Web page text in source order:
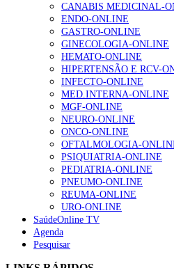
Alguns milhares de
família com nova regras
155 visualizações
1.º Episódio do Podcast
te na Insuficiência
99 visualizações
“Os programas de
custo-efetivos e
sustentável para os
88 visualizações
CANABIS MEDICINAL-
ENDO-ONLINE
GASTRO-ONLINE
GINECOLOGIA-ONLINE
HEMATO-ONLINE
HIPERTENSÃO E RCV-
INFECTO-ONLINE
MED.INTERNA-ONLINE
MGF-ONLINE
NEURO-ONLINE
ONCO-ONLINE
OFTALMOLOGIA-
PSIQUIATRIA-ONLINE
PEDIATRIA-ONLINE
PNEUMO-ONLINE
REUMA-ONLINE
URO-ONLINE
SaúdeOnline TV
Agenda
Pesquisar